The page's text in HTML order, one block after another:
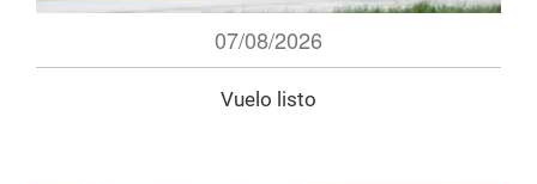
07/08/2026
Vuelo listo